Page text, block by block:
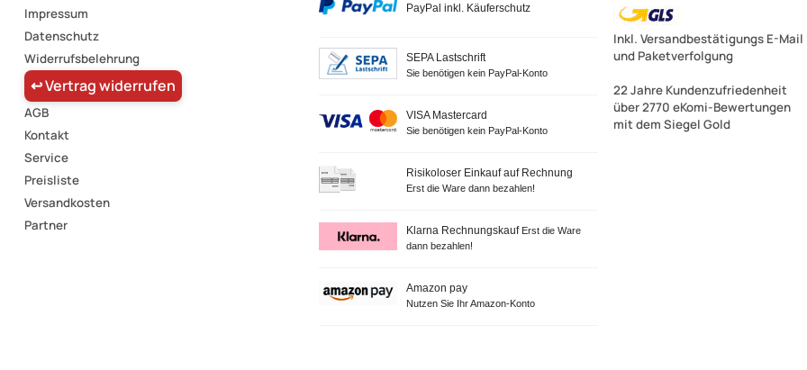
Yaris
Ypsilon
Zafira
i-MiEV
iOn
Impressum
Datenschutz
Widerrufsbelehrung
↩ Vertrag widerrufen
AGB
Kontakt
Service
Preisliste
Versandkosten
Partner
PayPal inkl. Käuferschutz
SEPA Lastschrift
Sie benötigen kein PayPal-Konto
VISA Mastercard
Sie benötigen kein PayPal-Konto
Risikoloser Einkauf auf Rechnung
Erst die Ware dann bezahlen!
Klarna Rechnungskauf Erst die Ware
dann bezahlen!
Amazon pay
Nutzen Sie Ihr Amazon-Konto
Inkl. Versandbestätigungs E-Mail
und Paketverfolgung
22 Jahre Kundenzufriedenheit
über 2770 eKomi-Bewertungen
mit dem Siegel Gold